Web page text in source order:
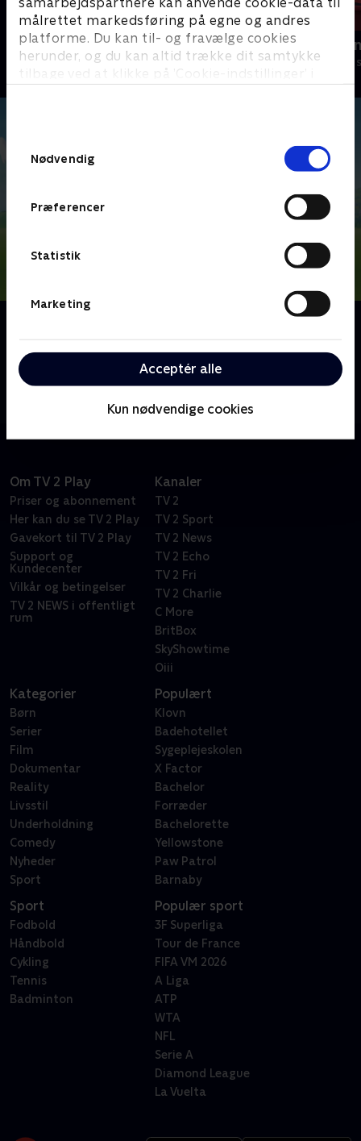
målrettet markedsføring på egne og andres
platforme. Du kan til- og fravælge cookies
herunder, og du kan altid trække dit samtykke
tilbage ved at klikke på ’Cookie-indstillinger’ i
Nødvendig
Præferencer
Statistik
Marketing
Acceptér alle
Kun nødvendige cookies
Gurli Gris
Børneserier • 4 sæsoner
Rasmus
Børneserier • 3
handler om de seks heroiske redningshvalpe Chase,
Marshall, Rocky, Rubble, Zuma og Skye - med den
teknik-kyndige dreng, Ryder, i spidsen.
Om TV 2 Play
Priser og abonnement
Her kan du se TV 2 Play
Gavekort til TV 2 Play
Support og
Kundecenter
Vilkår og betingelser
TV 2 NEWS i offentligt
rum
Kanaler
TV 2
TV 2 Sport
TV 2 News
TV 2 Echo
TV 2 Fri
TV 2 Charlie
C More
BritBox
SkyShowtime
Oiii
Kategorier
Børn
Serier
Film
Dokumentar
Reality
Livsstil
Underholdning
Comedy
Nyheder
Sport
Populært
Klovn
Badehotellet
Sygeplejeskolen
X Factor
Bachelor
Forræder
Bachelorette
Yellowstone
Paw Patrol
Barnaby
Sport
Fodbold
Håndbold
Cykling
Tennis
Badminton
Populær sport
3F Superliga
Tour de France
FIFA VM 2026
A Liga
ATP
WTA
NFL
Serie A
Diamond League
La Vuelta